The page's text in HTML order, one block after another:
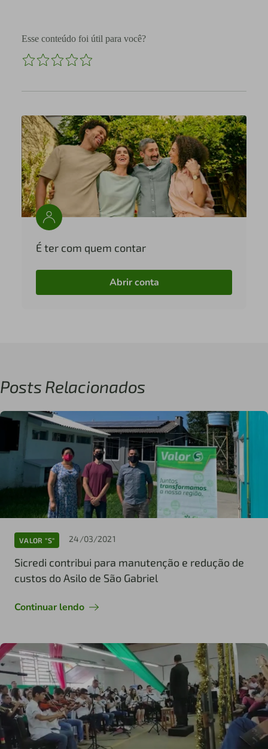
Esse conteúdo foi útil para você?
É ter com quem contar
Abrir conta
Posts Relacionados
VALOR "S" 24/03/2021
Sicredi contribui para manutenção e redução de
custos do Asilo de São Gabriel
Continuar lendo